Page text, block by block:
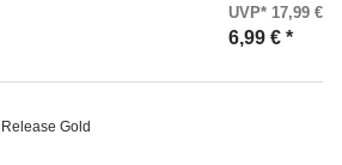
UVP* 17,99 €
6,99 € *
Release Gold